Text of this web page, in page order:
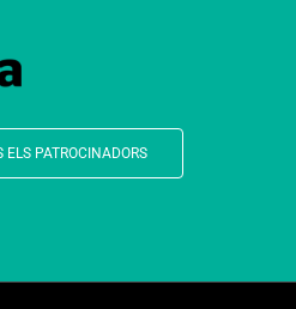
ELS PATROCINADORS